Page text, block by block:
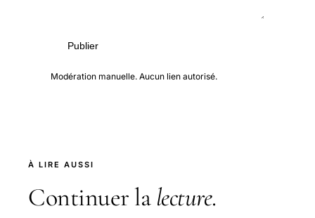
Publier
Modération manuelle. Aucun lien autorisé.
À LIRE AUSSI
Continuer la lecture.